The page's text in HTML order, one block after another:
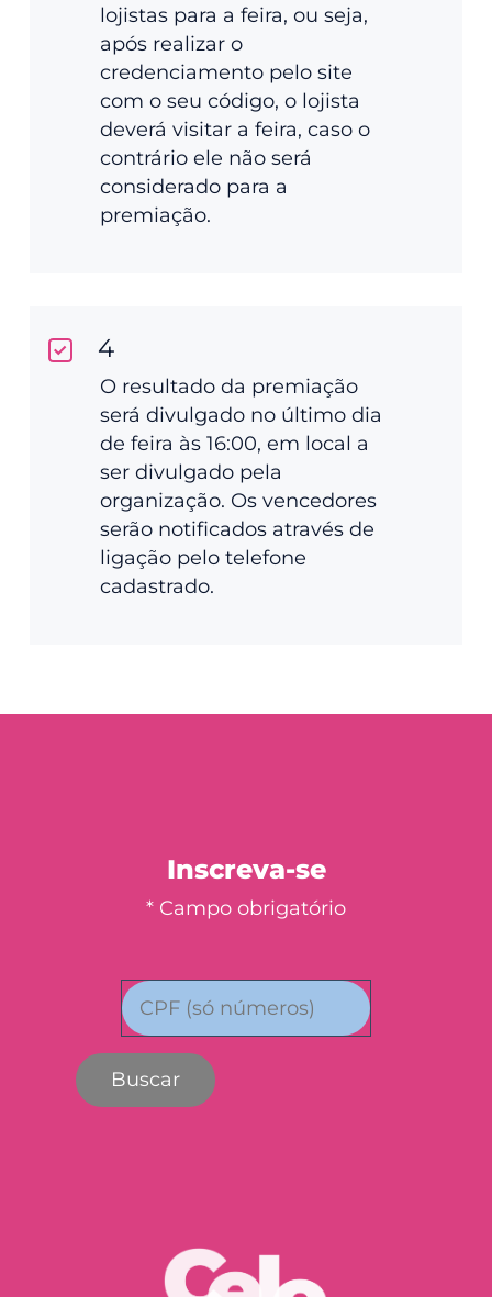
lojistas para a feira, ou seja,
após realizar o
credenciamento pelo site
com o seu código, o lojista
deverá visitar a feira, caso o
contrário ele não será
considerado para a
premiação.
4
O resultado da premiação
será divulgado no último dia
de feira às 16:00, em local a
ser divulgado pela
organização. Os vencedores
serão notificados através de
ligação pelo telefone
cadastrado.
Inscreva-se
* Campo obrigatório
Buscar